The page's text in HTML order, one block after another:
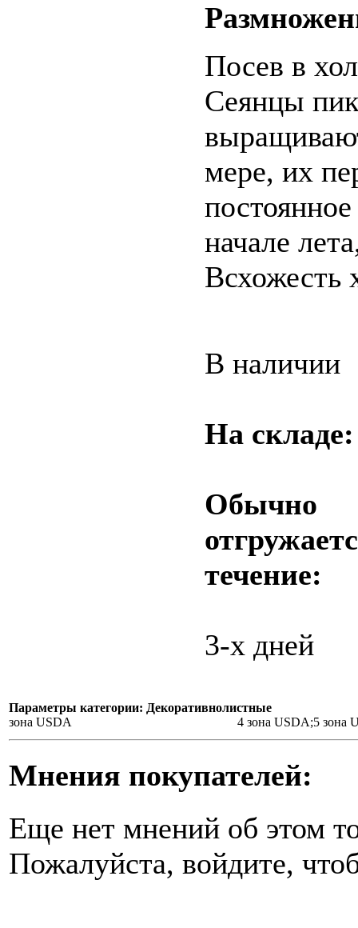
Посев в
Сеянцы
мере, их
начале
Всхожесть
В наличии
На
Обычно
течение:
3-х дней
Параметры категории: Декоративнолистные
зона USDA
4 зона USDA;5 зона
Мнения покупателей:
Еще нет мнений об этом
Пожалуйста, войдите,